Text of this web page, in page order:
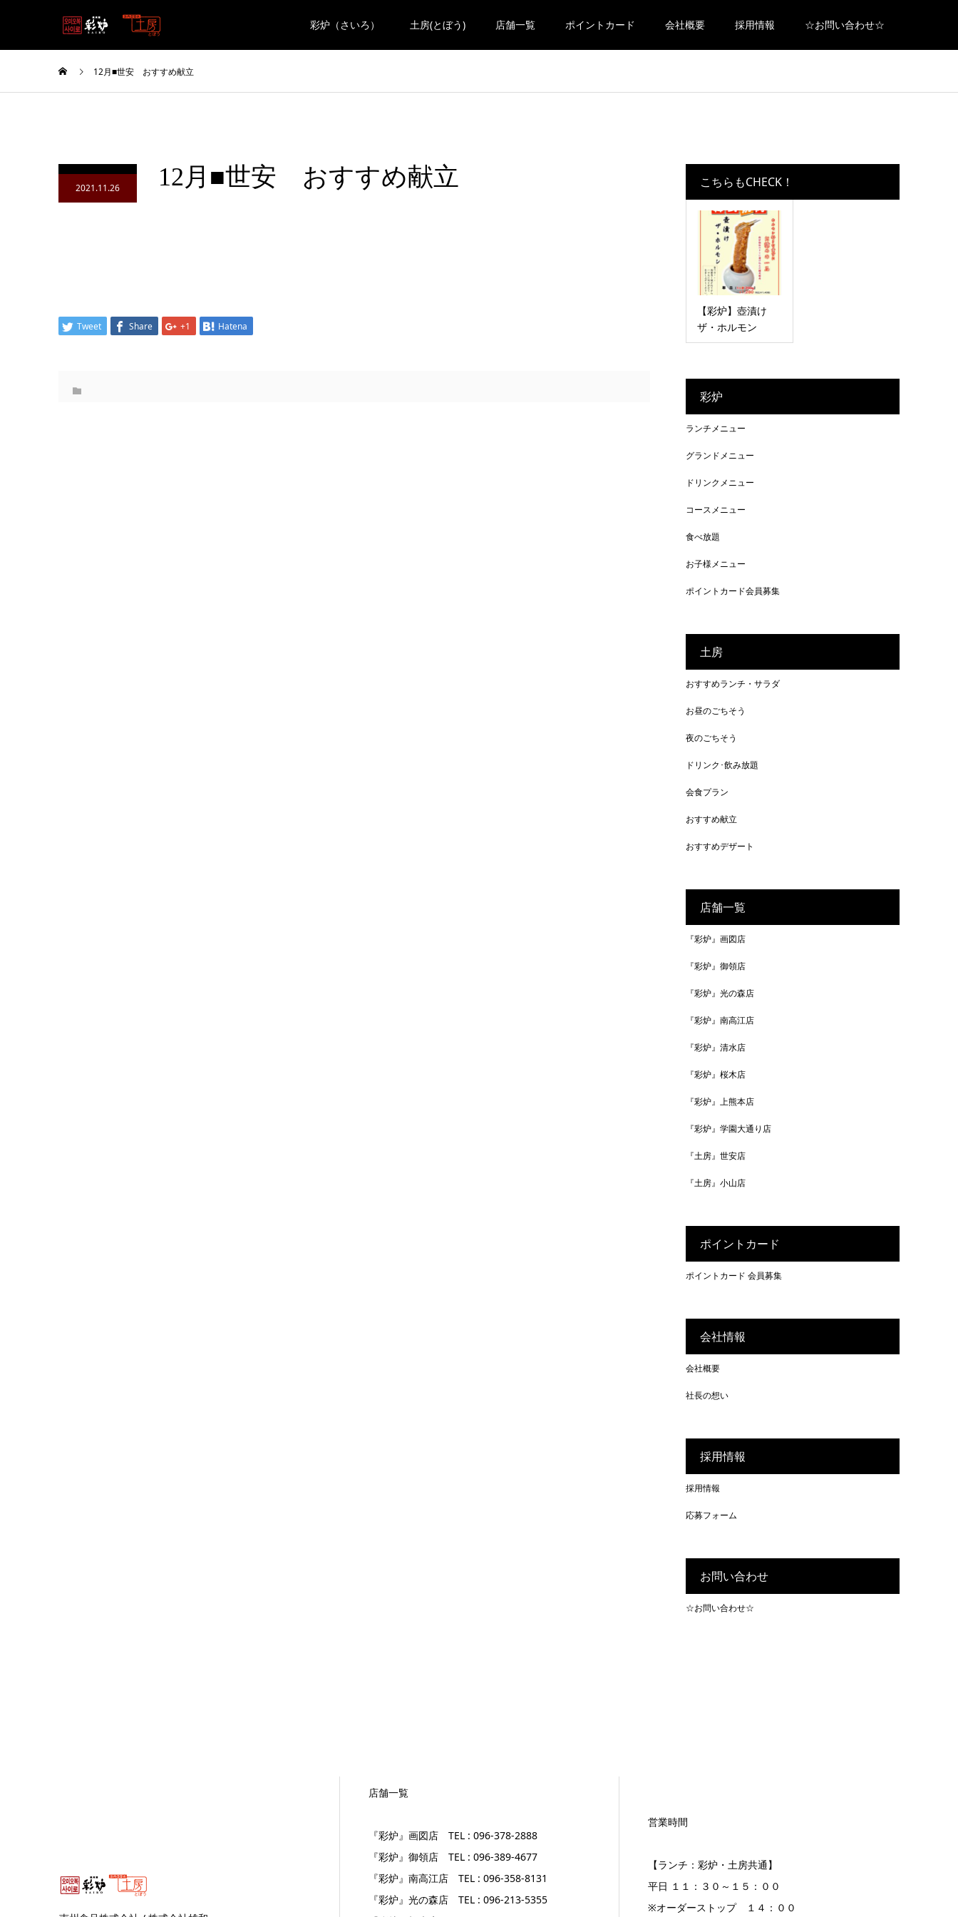
彩炉（さいろ） 土房(とぼう) 店舗一覧 ポイントカード 会社概要 採用情報 ☆お問い合わせ☆
12月■世安 おすすめ献立
2021.11.26 12月■世安 おすすめ献立
Tweet Share +1 Hatena
こちらもCHECK！
【彩炉】壺漬け
ザ・ホルモン
彩炉
ランチメニュー
グランドメニュー
ドリンクメニュー
コースメニュー
食べ放題
お子様メニュー
ポイントカード会員募集
土房
おすすめランチ・サラダ
お昼のごちそう
夜のごちそう
ドリンク･飲み放題
会食プラン
おすすめ献立
おすすめデザート
店舗一覧
『彩炉』画図店
『彩炉』御領店
『彩炉』光の森店
『彩炉』南高江店
『彩炉』清水店
『彩炉』桜木店
『彩炉』上熊本店
『彩炉』学園大通り店
『土房』世安店
『土房』小山店
ポイントカード
ポイントカード 会員募集
会社情報
会社概要
社長の想い
採用情報
採用情報
応募フォーム
お問い合わせ
☆お問い合わせ☆
店舗一覧
『彩炉』画図店 TEL : 096-378-2888
『彩炉』御領店 TEL : 096-389-4677
『彩炉』南高江店 TEL : 096-358-8131
『彩炉』光の森店 TEL : 096-213-5355
営業時間
【ランチ：彩炉・土房共通】
平日 １１：３０～１５：００
※オーダーストップ １４：００